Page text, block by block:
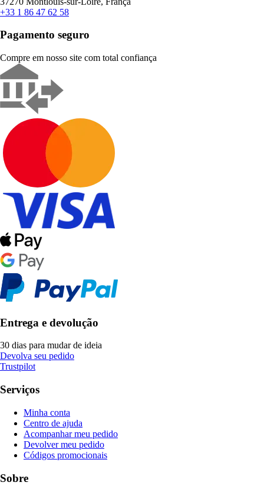
+33 1 86 47 62 58
Pagamento seguro
Compre em nosso site com total confiança
Entrega e devolução
30 dias para mudar de ideia
Devolva seu pedido
Trustpilot
Serviços
Minha conta
Centro de ajuda
Acompanhar meu pedido
Devolver meu pedido
Códigos promocionais
Sobre